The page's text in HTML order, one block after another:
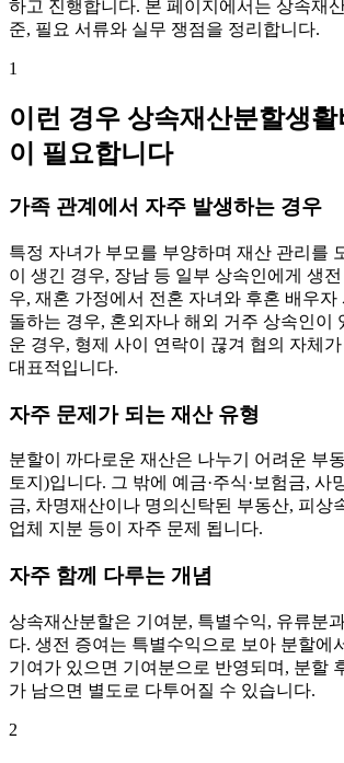
하고 진행합니다. 본 페이지에서는 상속재
준, 필요 서류와 실무 쟁점을 정리합니다.
1
이런 경우 상속재산분할생
이 필요합니다
가족 관계에서 자주 발생하는 경우
특정 자녀가 부모를 부양하며 재산 관리를
이 생긴 경우, 장남 등 일부 상속인에게 생
우, 재혼 가정에서 전혼 자녀와 후혼 배우자
돌하는 경우, 혼외자나 해외 거주 상속인이
운 경우, 형제 사이 연락이 끊겨 협의 자체
대표적입니다.
자주 문제가 되는 재산 유형
분할이 까다로운 재산은 나누기 어려운 부
토지)입니다. 그 밖에 예금·주식·보험금, 사
금, 차명재산이나 명의신탁된 부동산, 피상
업체 지분 등이 자주 문제 됩니다.
자주 함께 다루는 개념
상속재산분할은 기여분, 특별수익, 유류분
다. 생전 증여는 특별수익으로 보아 분할에
기여가 있으면 기여분으로 반영되며, 분할
가 남으면 별도로 다투어질 수 있습니다.
2